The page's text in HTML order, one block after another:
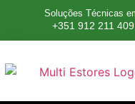
Soluções Técnicas
+351 912 211 409